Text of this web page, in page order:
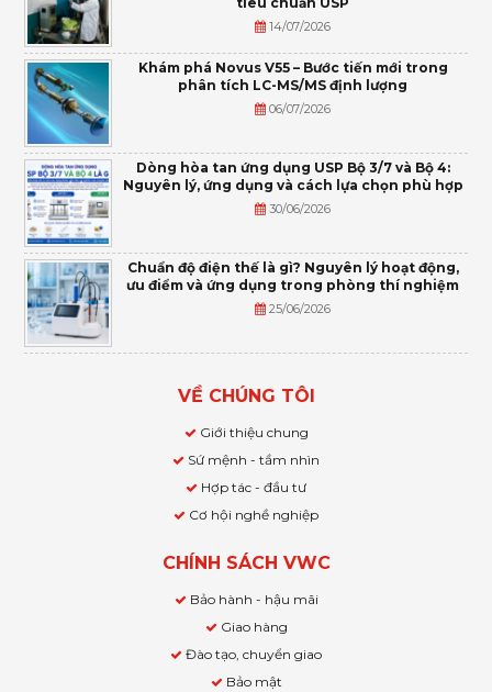
14/07/2026
Khám phá Novus V55 – Bước tiến mới trong
phân tích LC-MS/MS định lượng
06/07/2026
Dòng hòa tan ứng dụng USP Bộ 3/7 và Bộ 4:
Nguyên lý, ứng dụng và cách lựa chọn phù hợp
30/06/2026
Chuẩn độ điện thế là gì? Nguyên lý hoạt động,
ưu điểm và ứng dụng trong phòng thí nghiệm
25/06/2026
VỀ CHÚNG TÔI
Giới thiệu chung
Sứ mệnh - tầm nhìn
Hợp tác - đầu tư
Cơ hội nghề nghiệp
CHÍNH SÁCH VWC
Bảo hành - hậu mãi
Giao hàng
Đào tạo, chuyển giao
Bảo mật